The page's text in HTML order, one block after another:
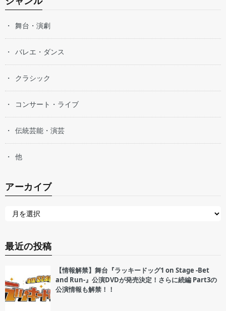
舞台・演劇
バレエ・ダンス
クラシック
コンサート・ライブ
伝統芸能・演芸
他
アーカイブ
最近の投稿
【情報解禁】舞台『ラッキードッグ1 on Stage -Bet
and Run-』公演DVDが発売決定！さらに続編 Part3の
公演情報も解禁！！